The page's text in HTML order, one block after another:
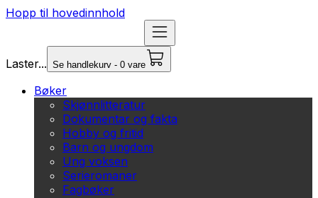
Hopp til hovedinnhold
Laster... Se handlekurv - 0 vare
Bøker
Skjønnlitteratur
Dokumentar og fakta
Hobby og fritid
Barn og ungdom
Ung voksen
Serieromaner
Fagbøker